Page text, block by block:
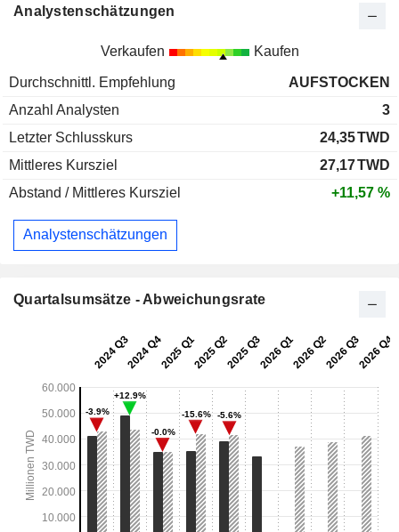
Analystenschätzungen
Verkaufen Kaufen
Durchschnittl. Empfehlung
AUFSTOCKEN
Anzahl Analysten
3
Letzter Schlusskurs
24,35TWD
Mittleres Kursziel
27,17TWD
Abstand / Mittleres Kursziel
+11,57 %
Analystenschätzungen
Quartalsumsätze - Abweichungsrate